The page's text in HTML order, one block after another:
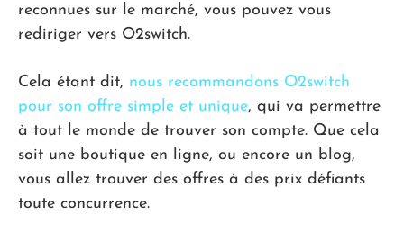
reconnues sur le marché, vous pouvez vous
rediriger vers O2switch.
Cela étant dit, nous recommandons O2switch
pour son offre simple et unique, qui va permettre
à tout le monde de trouver son compte. Que cela
soit une boutique en ligne, ou encore un blog,
vous allez trouver des offres à des prix défiants
toute concurrence.